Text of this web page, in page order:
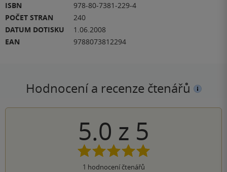
ISBN
978-80-7381-229-4
POČET STRAN
240
DATUM DOTISKU
1.06.2008
EAN
9788073812294
Hodnocení a recenze čtenářů
5.0 z 5
1 hodnocení čtenářů